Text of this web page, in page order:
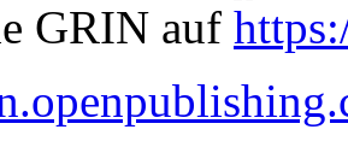
GRIN auf